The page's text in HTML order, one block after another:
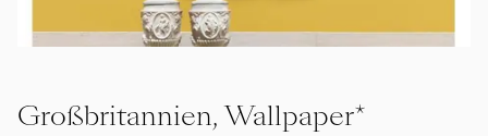
Großbritannien, Wallpaper*